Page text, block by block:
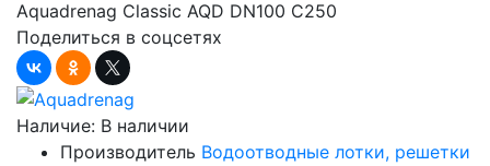
Поделиться в соцсетях
Наличие: В наличии
Производитель Водоотводные лотки, решетки